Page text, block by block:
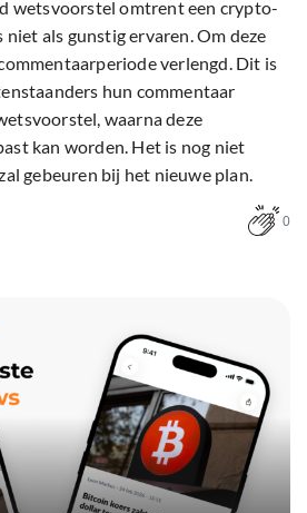
wetsvoorstel omtrent een crypto-
als gunstig ervaren. Om deze
verlengd. Dit is
hun commentaar
waarna deze
kan worden. Het is nog niet
gebeuren bij het nieuwe plan.
0